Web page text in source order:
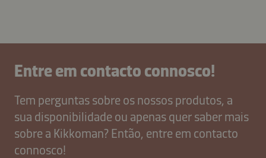
Entre em contacto connosco!
Tem perguntas sobre os nossos produtos, a
sua disponibilidade ou apenas quer saber mais
sobre a Kikkoman? Então, entre em contacto
connosco!